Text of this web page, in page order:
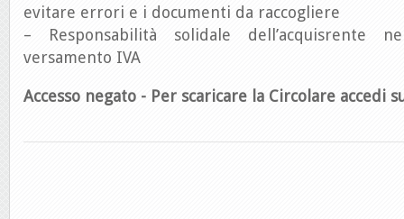
evitare errori e i documenti da raccogliere
– Responsabilità solidale dell’acquisrente
versamento IVA
Accesso negato - Per scaricare la Circolare accedi